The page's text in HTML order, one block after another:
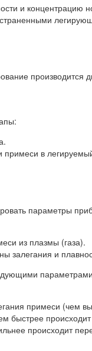
и концентрацию
примеси в
параметры
из плазмы (газа).
залегания и
примеси (чем
быстрее
происходит